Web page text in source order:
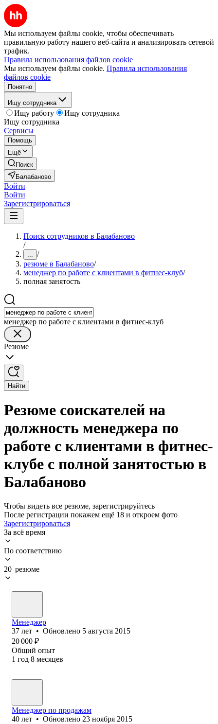
Мы используем файлы cookie, чтобы обеспечивать
правильную работу нашего веб-сайта и анализировать сетевой
трафик.
Правила использования файлов cookie
Мы используем файлы cookie. Правила использования
файлов cookie
Понятно
Ищу сотрудника
Ищу работу
Ищу сотрудника
Ищу сотрудника
Сервисы
Помощь
Ещё
Поиск
Балабаново
Войти
Войти
Зарегистрироваться
Поиск сотрудников в Балабаново
/
... /
резюме в Балабаново/
менеджер по работе с клиентами в фитнес-клуб/
полная занятость
менеджер по работе с клиентами в фитнес-клуб
Резюме
Найти
Резюме соискателей на
должность менеджера по
работе с клиентами в фитнес-
клубе с полной занятостью в
Балабаново
Чтобы видеть все резюме, зарегистрируйтесь
После регистрации покажем ещё 18 и откроем фото
Зарегистрироваться
За всё время
По соответствию
20 резюме
Менеджер
37 лет • Обновлено 5 августа 2015
20 000 ₽
Общий опыт
1 год 8 месяцев
Менеджер по продажам
40 лет • Обновлено 23 ноября 2015